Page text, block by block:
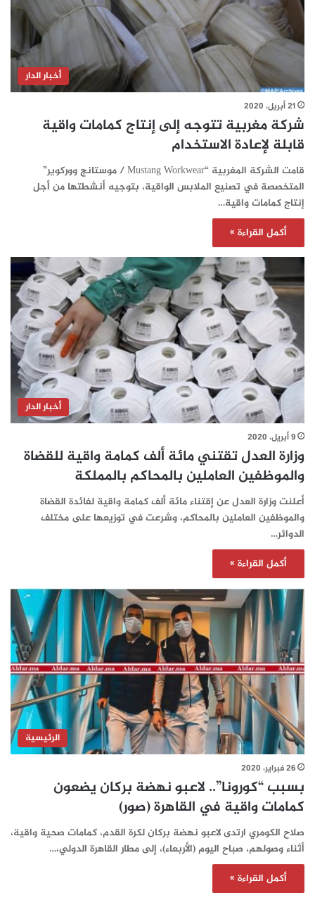
أخبار الدار
21 أبريل، 2020
شركة مغربية تتوجه إلى إنتاج كمامات واقية
قابلة لإعادة الاستخدام
قامت الشركة المغربية “Mustang Workwear / موستانج ووركوير”
المتخصصة في تصنيع الملابس الواقية، بتوجيه أنشطتها من أجل
إنتاج كمامات واقية…
أكمل القراءة »
أخبار الدار
9 أبريل، 2020
وزارة العدل تقتني مائة ألف كمامة واقية للقضاة
والموظفين العاملين بالمحاكم بالمملكة
أعلنت وزارة العدل عن إقتناء مائة ألف كمامة واقية لفائدة القضاة
والموظفين العاملين بالمحاكم، وشرعت في توزيعها على مختلف
الدوائر…
أكمل القراءة »
الرئيسية
26 فبراير، 2020
بسبب “كورونا”.. لاعبو نهضة بركان يضعون
كمامات واقية في القاهرة (صور)
صلاح الكومري ارتدى لاعبو نهضة بركان لكرة القدم، كمامات صحية واقية،
أثناء وصولهم، صباح اليوم (الأربعاء)، إلى مطار القاهرة الدولي،…
أكمل القراءة »